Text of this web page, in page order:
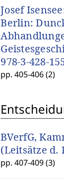
Josef
Berlin:
978-3-428-
pp. 405-406 (2)
BVerfG,
(Leitsätze d.
pp. 407-409 (3)